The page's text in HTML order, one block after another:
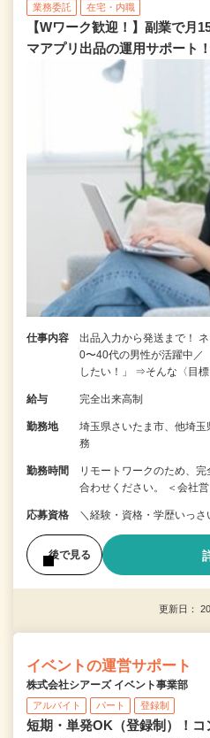
業務委託 在宅・内職
【Wワーク歓迎！】副業で月
マアプリ出品の運用サポート
仕事内容
出品入力から発送まで！
0〜40代の男性が活躍中／
したい！」 ⇒そんな〈目
給与 完全出来高制
勤務地
埼玉県さいたま市、他埼
務
勤務時間
リモートワークのため、
合わせください。 ＜会社
応募資格 ＼経験・資格・学歴いっさ
後で見る
更新日：
イベントの運営サポート
株式会社シアーズ イベント事業部
アルバイト パート 登録制
短期・単発OK（登録制）！